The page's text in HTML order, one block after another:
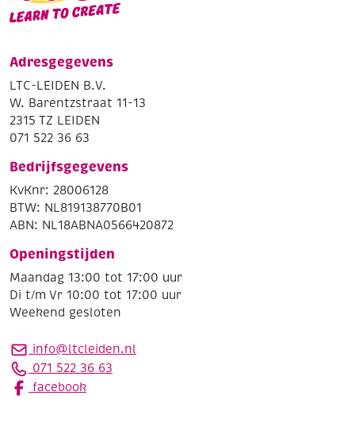
Adresgegevens
LTC-LEIDEN B.V.
W. Barentzstraat 11-13
2315 TZ LEIDEN
071 522 36 63
Bedrijfsgegevens
KvKnr: 28006128
BTW: NL819138770B01
ABN: NL18ABNA0566420872
Openingstijden
Maandag 13:00 tot 17:00 uur
Di t/m Vr 10:00 tot 17:00 uur
Weekend gesloten
info@ltcleiden.nl
071 522 36 63
facebook